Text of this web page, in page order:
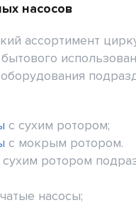
насосов
ассортимент
с сухим ротором;
с мокрым ротором.
сухим ротором
насосы;